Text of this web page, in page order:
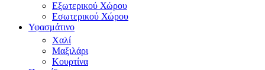
Εξωτερικού Χώρου
Εσωτερικού Χώρου
Υφασμάτινο
Χαλί
Μαξιλάρι
Κουρτίνα